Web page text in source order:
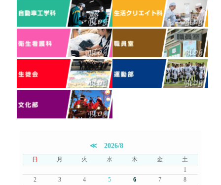
≪ 2026/8
日 月 火 水 木 金
土
1
2
3 4 5 6 7
8